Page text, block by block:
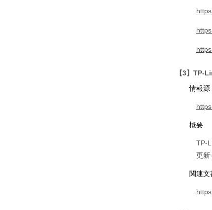
【3】TP-
情報源
概要
TP-
更新
関連文